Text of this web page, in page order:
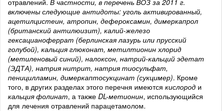
включены следующие антидоты: уголь активированный,
ацетилцистеин, атропин, дефероксамин, димеркапрол
(британский антилюизит), калий-железо
гексацианоферрат (берлинская лазурь или прусский
голубой), кальция глюконат, метилтионин хлорид
(метиленовый синий), налоксон, натрий-кальций эдетат
(ЭДТА), натрия нитрит, натрия тиосульфат,
пеницилламин, димеркаптосукцинат (сукцимер). Кроме
того, в других разделах этого перечня имеются кислород и
кальция фолинат, а также DL-метионин, использующийся
для лечения отравлений парацетамолом.